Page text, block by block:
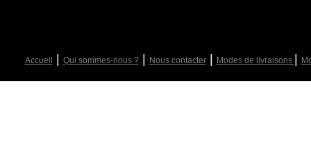
Accueil Qui sommes-nous ?| Nous contacter| Modes de livraisons